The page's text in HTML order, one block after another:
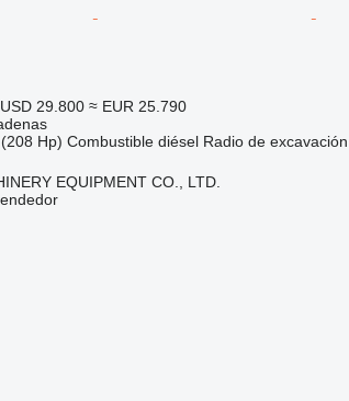
USD 29.800 ≈ EUR 25.790
Hp) Combustible diésel Radio de excavación
EQUIPMENT CO., LTD.